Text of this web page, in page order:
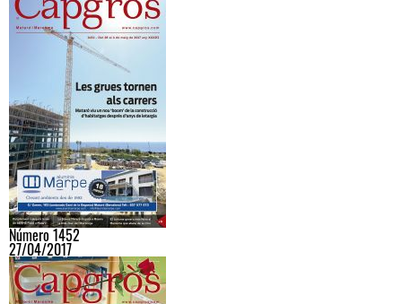
Número 1452
27/04/2017